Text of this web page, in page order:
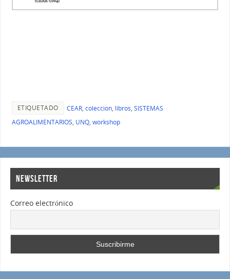
ETIQUETADO CEAR, coleccion, libros, SISTEMAS
AGROALIMENTARIOS, UNQ, workshop
NEWSLETTER
Correo electrónico